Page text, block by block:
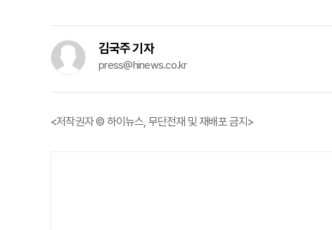
김국주 기자
press@hinews.co.kr
<저작권자 © 하이뉴스, 무단전재 및 재배포 금지>